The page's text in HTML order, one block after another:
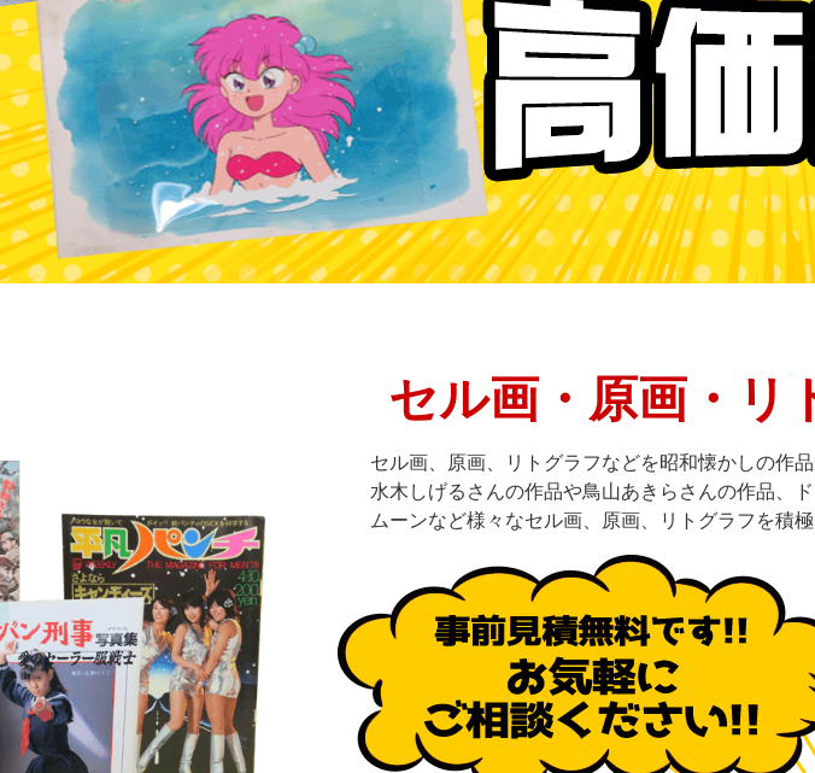
セル画・原画・リ
セル画、原画、リトグラフなどを昭和懐かしの作
水木しげるさんの作品や鳥山あきらさんの作品、
ムーンなど様々なセル画、原画、リトグラフを積